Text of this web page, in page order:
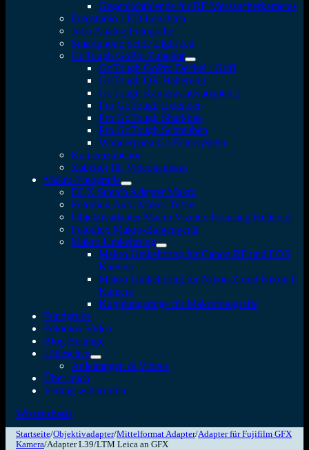
Gegenlichtblende für RF Messsucherkameras
Fotostudio LED Leuchten
Jobo Analog Fotografie
Smartphone Selfie Light Kit
GoTough GoPro Zubehör
GoTough GoPro Deckel / Griff
GoTough QR Halterung
GoTough Kamerastativadapter 2
Pro GoTough Extender
Pro GoTough Sharkbite
Pro GoTough Schrauben
Wonderpana Go Filtersystem
Kamerazubehör
Zubehör für Videokameras
Makro-Fotografie
DLX Stretch Adapter Makro
Fotodiox Auto Makro Tubus
Objektivadapter Macro Vizelex Focusing Helicoid
Fotodiox Makro-Balgengerät
Makro Umkehrring
Makro Umkehrring für Canon RF und EOS
Kamera
Makro Umkehrring für Nikon Z und Nikon F
Kamera
Kupplungsringe für Makrofotografie
Fundgrube
Fotodiox Video
Blog Beiträge
Hilfeseiten
Anleitungen & Videos
Über mich
Vertrag widerrufen
Wissensbasis
Startseite/Objektivadapter/Mittelformat Adapter/Adapter für Fujifilm GFX
Kamera/Adapter L39/LTM Leica an GFX